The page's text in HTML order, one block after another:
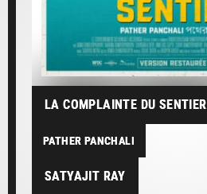
LA COMPLAINTE DU SENTIER
PATHER PANCHALI
SATYAJIT RAY